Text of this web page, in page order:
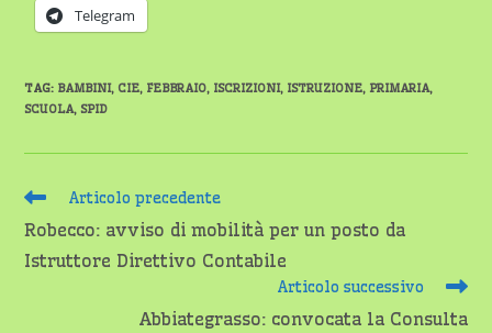
Telegram
TAG: BAMBINI, CIE, FEBBRAIO, ISCRIZIONI, ISTRUZIONE, PRIMARIA,
SCUOLA, SPID
Leggi
articoli
Articolo precedente
Robecco: avviso di mobilità per un posto da
Istruttore Direttivo Contabile
Articolo successivo
Abbiategrasso: convocata la Consulta